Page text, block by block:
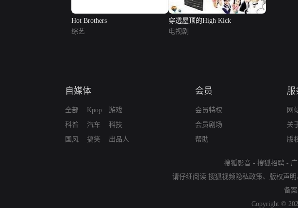
Hot Brothers
综艺
穿透屋顶的High Kick
电视剧
自媒体
全部
科普
国风
Kpop
汽车
搞笑
游戏
科技
出品人
会员
会员特权
会员剧场
帮助
服
网
关
版
搜狐影音 - 搜狐招聘 -
请仔细阅读 搜狐视频隐私政策、 版权声明
备案
Copyright ©